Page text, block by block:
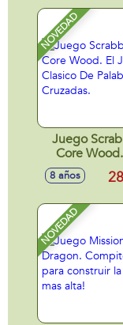
NOVEDAD
Juego
Core
Juego
Palabras
8 años
NOVEDAD